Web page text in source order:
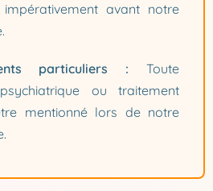
avant notre
particuliers : Toute
ou traitement
mentionné lors de notre